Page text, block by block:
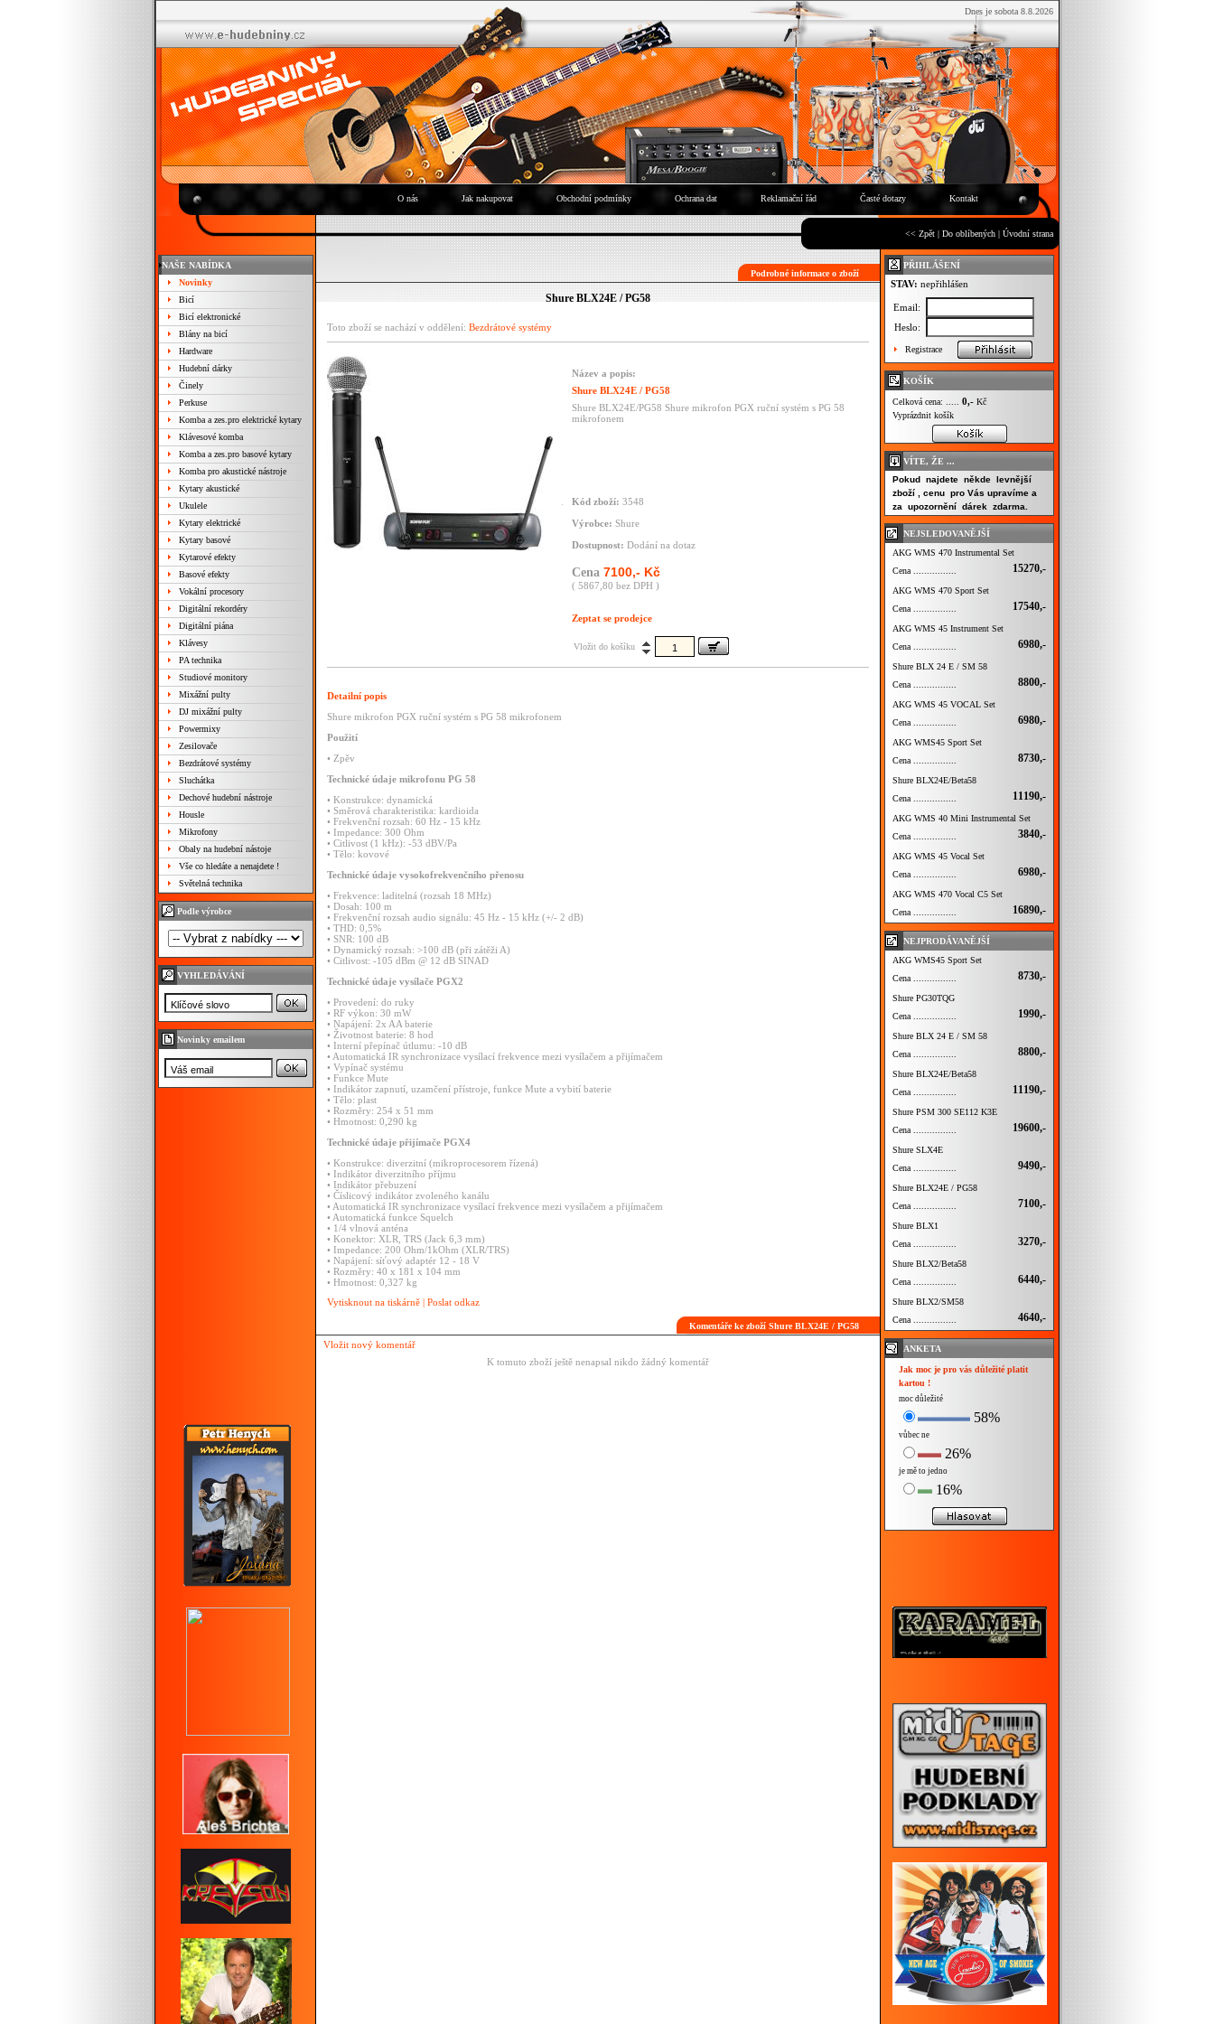
Dnes je sobota 8.8.2026
O nás Jak nakupovat Obchodní podmínky Ochrana dat Reklamační řád Časté dotazy Kontakt
<< Zpět | Do oblíbených | Úvodní strana
NAŠE NABÍDKA
Novinky
Bicí
Bicí elektronické
Blány na bicí
Hardware
Hudební dárky
Činely
Perkuse
Komba a zes.pro elektrické kytary
Klávesové komba
Komba a zes.pro basové kytary
Komba pro akustické nástroje
Kytary akustické
Ukulele
Kytary elektrické
Kytary basové
Kytarové efekty
Basové efekty
Vokální procesory
Digitální rekordéry
Digitální piána
Klávesy
PA technika
Studiové monitory
Mixážní pulty
DJ mixážní pulty
Powermixy
Zesilovače
Bezdrátové systémy
Sluchátka
Dechové hudební nástroje
Housle
Mikrofony
Obaly na hudební nástoje
Vše co hledáte a nenajdete !
Světelná technika
Podle výrobce
VYHLEDÁVÁNÍ
Novinky emailem
Podrobné informace o zboží
Shure BLX24E / PG58
Toto zboží se nachází v oddělení: Bezdrátové systémy
Název a popis:
Shure BLX24E / PG58
Shure BLX24E/PG58 Shure mikrofon PGX ruční systém s PG 58
mikrofonem
Kód zboží: 3548
Výrobce: Shure
Dostupnost: Dodání na dotaz
Cena 7100,- Kč
( 5867,80 bez DPH )
Zeptat se prodejce
Vložit do košíku
Detailní popis
Shure mikrofon PGX ruční systém s PG 58 mikrofonem
Použití
• Zpěv
Technické údaje mikrofonu PG 58
• Konstrukce: dynamická
• Směrová charakteristika: kardioida
• Frekvenční rozsah: 60 Hz - 15 kHz
• Impedance: 300 Ohm
• Citlivost (1 kHz): -53 dBV/Pa
• Tělo: kovové
Technické údaje vysokofrekvenčního přenosu
• Frekvence: laditelná (rozsah 18 MHz)
• Dosah: 100 m
• Frekvenční rozsah audio signálu: 45 Hz - 15 kHz (+/- 2 dB)
• THD: 0,5%
• SNR: 100 dB
• Dynamický rozsah: >100 dB (při zátěži A)
• Citlivost: -105 dBm @ 12 dB SINAD
Technické údaje vysílače PGX2
• Provedení: do ruky
• RF výkon: 30 mW
• Napájení: 2x AA baterie
• Životnost baterie: 8 hod
• Interní přepínač útlumu: -10 dB
• Automatická IR synchronizace vysílací frekvence mezi vysílačem a přijímačem
• Vypínač systému
• Funkce Mute
• Indikátor zapnutí, uzamčení přístroje, funkce Mute a vybití baterie
• Tělo: plast
• Rozměry: 254 x 51 mm
• Hmotnost: 0,290 kg
Technické údaje přijímače PGX4
• Konstrukce: diverzitní (mikroprocesorem řízená)
• Indikátor diverzitního příjmu
• Indikátor přebuzení
• Číslicový indikátor zvoleného kanálu
• Automatická IR synchronizace vysílací frekvence mezi vysílačem a přijímačem
• Automatická funkce Squelch
• 1/4 vlnová anténa
• Konektor: XLR, TRS (Jack 6,3 mm)
• Impedance: 200 Ohm/1kOhm (XLR/TRS)
• Napájení: síťový adaptér 12 - 18 V
• Rozměry: 40 x 181 x 104 mm
• Hmotnost: 0,327 kg
Vytisknout na tiskárně | Poslat odkaz
Komentáře ke zboží Shure BLX24E / PG58
Vložit nový komentář
K tomuto zboží ještě nenapsal nikdo žádný komentář
PŘIHLÁŠENÍ
STAV: nepřihlášen
Email:
Heslo:
Registrace
KOŠÍK
Celková cena: ..... 0,- Kč
Vyprázdnit košík
VÍTE, ŽE ...
Pokud najdete někde levnější
zboží , cenu pro Vás upravíme a
za upozornění dárek zdarma.
NEJSLEDOVANĚJŠÍ
AKG WMS 470 Instrumental Set
Cena ................
15270,-
AKG WMS 470 Sport Set
Cena ................
17540,-
AKG WMS 45 Instrument Set
Cena ................
6980,-
Shure BLX 24 E / SM 58
Cena ................
8800,-
AKG WMS 45 VOCAL Set
Cena ................
6980,-
AKG WMS45 Sport Set
Cena ................
8730,-
Shure BLX24E/Beta58
Cena ................
11190,-
AKG WMS 40 Mini Instrumental Set
Cena ................
3840,-
AKG WMS 45 Vocal Set
Cena ................
6980,-
AKG WMS 470 Vocal C5 Set
Cena ................
16890,-
NEJPRODÁVANĚJŠÍ
AKG WMS45 Sport Set
Cena ................
8730,-
Shure PG30TQG
Cena ................
1990,-
Shure BLX 24 E / SM 58
Cena ................
8800,-
Shure BLX24E/Beta58
Cena ................
11190,-
Shure PSM 300 SE112 K3E
Cena ................
19600,-
Shure SLX4E
Cena ................
9490,-
Shure BLX24E / PG58
Cena ................
7100,-
Shure BLX1
Cena ................
3270,-
Shure BLX2/Beta58
Cena ................
6440,-
Shure BLX2/SM58
Cena ................
4640,-
ANKETA
Jak moc je pro vás důležité platit
kartou !
moc důležité
58%
vůbec ne
26%
je mě to jedno
16%